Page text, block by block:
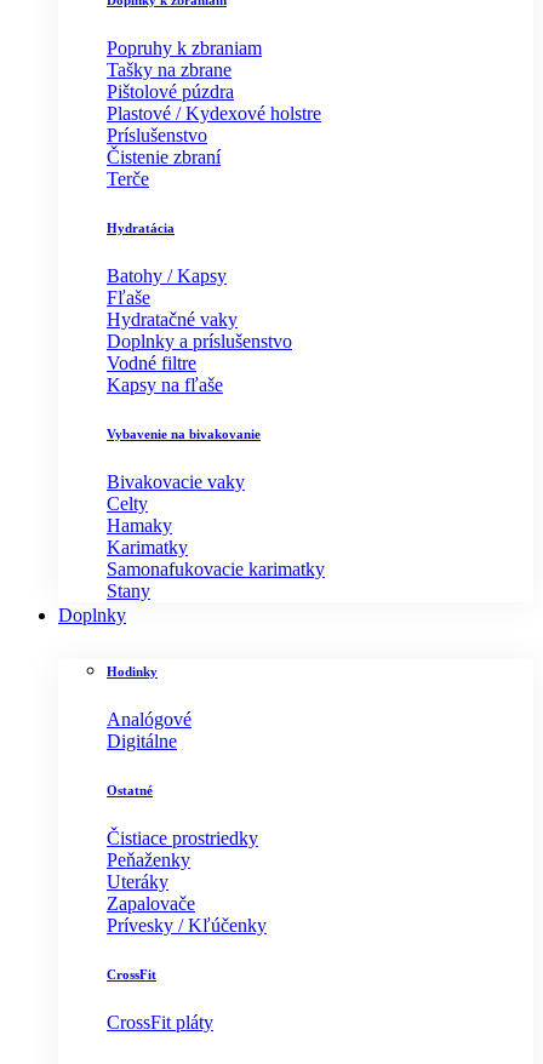
Popruhy k zbraniam
Tašky na zbrane
Pištolové púzdra
Plastové / Kydexové holstre
Príslušenstvo
Čistenie zbraní
Terče
Hydratácia
Batohy / Kapsy
Fľaše
Hydratačné vaky
Doplnky a príslušenstvo
Vodné filtre
Kapsy na fľaše
Vybavenie na bivakovanie
Bivakovacie vaky
Celty
Hamaky
Karimatky
Samonafukovacie karimatky
Stany
Doplnky
Hodinky
Analógové
Digitálne
Ostatné
Čistiace prostriedky
Peňaženky
Uteráky
Zapalovače
Prívesky / Kľúčenky
CrossFit
CrossFit pláty